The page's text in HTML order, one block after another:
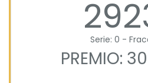
Serie: 0 -
PREMIO: